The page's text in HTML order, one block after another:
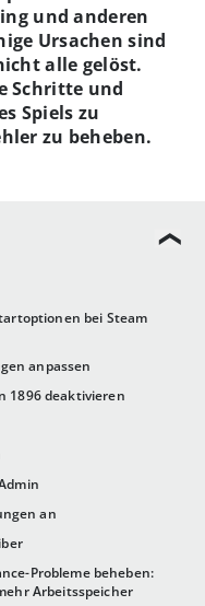
bei Steam
anpassen
1896 deaktivieren
an
Probleme beheben:
Arbeitsspeicher
und anderen
Ursachen sind
alle gelöst.
Schritte und
Spiels zu
zu beheben.